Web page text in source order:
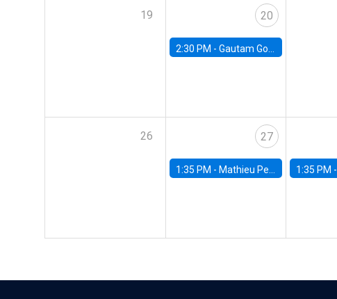
19 20
2:30 PM - Gautam Gowrisankaran, Columbia University
26 27
1:35 PM - Mathieu Pedemonte, IDB 1:35 PM -